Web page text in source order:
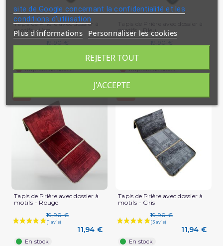
Tapis de Prière avec dossier à
motifs - Vert
19,90 €
11,94 €
Rupture de stock
motifs - Bleu
19,90 €
Rupture de stock
-40%
Tapis de Prière avec dossier à
motifs - Rouge
19,90 €
11,94 €
En stock
-40%
Tapis de Prière avec dossier à
motifs - Gris
19,90 €
11,94 €
En stock
site de Google concernant la confidentialité et les
conditions d'utilisation
Plus d'informations Personnaliser les cookies
REJETER TOUT
J'ACCEPTE